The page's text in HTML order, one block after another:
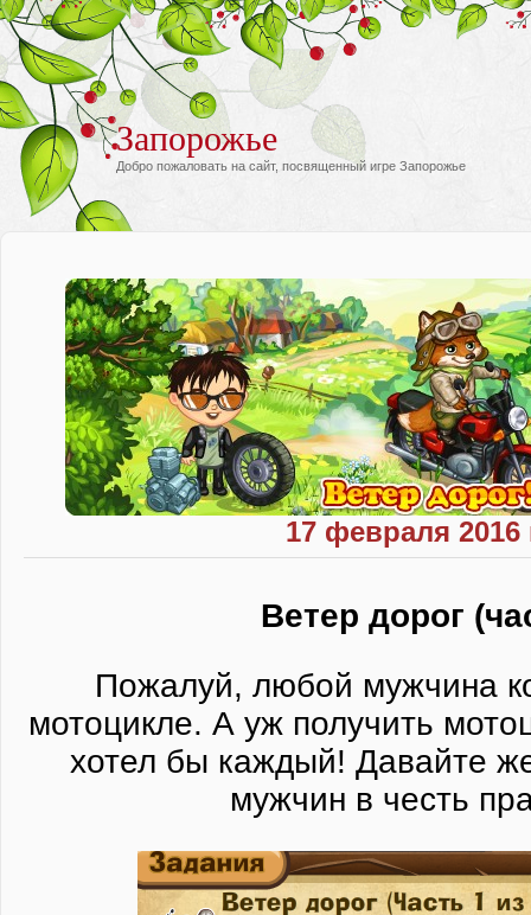
Запорожье
Добро пожаловать на сайт, посвященный игре Запорожье
17 февраля 2016
Ветер дорог
Пожалуй, любой мужчина
мотоцикле. А уж получить
хотел бы каждый! Давайте
мужчин в честь